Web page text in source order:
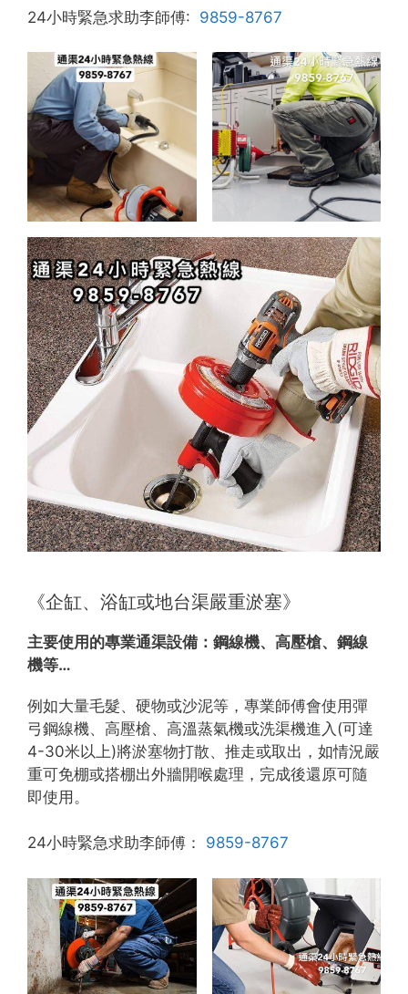
24小時緊急求助李師傅: 9859-8767
《企缸、浴缸或地台渠嚴重淤塞》
主要使用的專業通渠設備： 鋼線機、高壓槍、鋼線
機等…
例如大量毛髮、硬物或沙泥等，專業師傅會使用彈
弓鋼線機、高壓槍、高溫蒸氣機或洗渠機進入(可達
4-30米以上)將淤塞物打散、推走或取出，如情況嚴
重可免棚或搭棚出外牆開喉處理，完成後還原可隨
即使用。
24小時緊急求助李師傅： 9859-8767